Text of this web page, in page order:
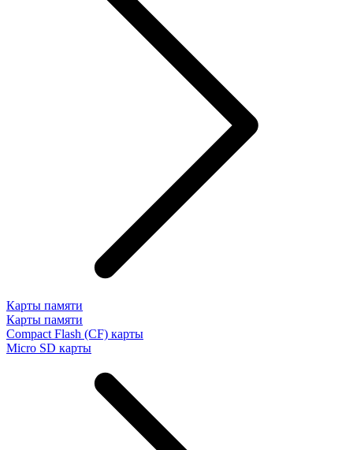
Карты памяти
Карты памяти
Compact Flash (CF) карты
Micro SD карты